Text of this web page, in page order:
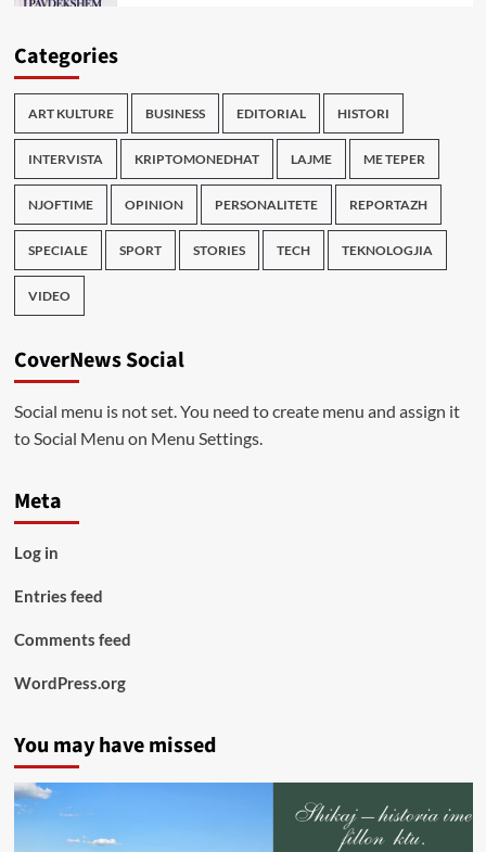
Categories
ART KULTURE BUSINESS EDITORIAL HISTORI
INTERVISTA KRIPTOMONEDHAT LAJME ME TEPER
NJOFTIME OPINION PERSONALITETE REPORTAZH
SPECIALE SPORT STORIES TECH TEKNOLOGJIA
VIDEO
CoverNews Social
Social menu is not set. You need to create menu and assign it
to Social Menu on Menu Settings.
Meta
Log in
Entries feed
Comments feed
WordPress.org
You may have missed